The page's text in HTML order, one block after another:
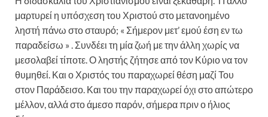
μαρτυρεί η υπόσχεση του Χριστού στο μετανοημένο
ληστή πάνω στο σταυρό; « Σήμερον μετ’ εμού έση εν τω
παραδείσω » . Συνδέει τη μία ζωή με την άλλη χωρίς να
μεσολαβεί τίποτε. Ο ληστής ζήτησε από τον Κύριο να τον
θυμηθεί. Και ο Χριστός του παραχωρεί θέση μαζί Του
στον Παράδεισο. Και του την παραχωρεί όχι στο απώτερο
μέλλον, αλλά στο άμεσο παρόν, σήμερα πριν ο ήλιος